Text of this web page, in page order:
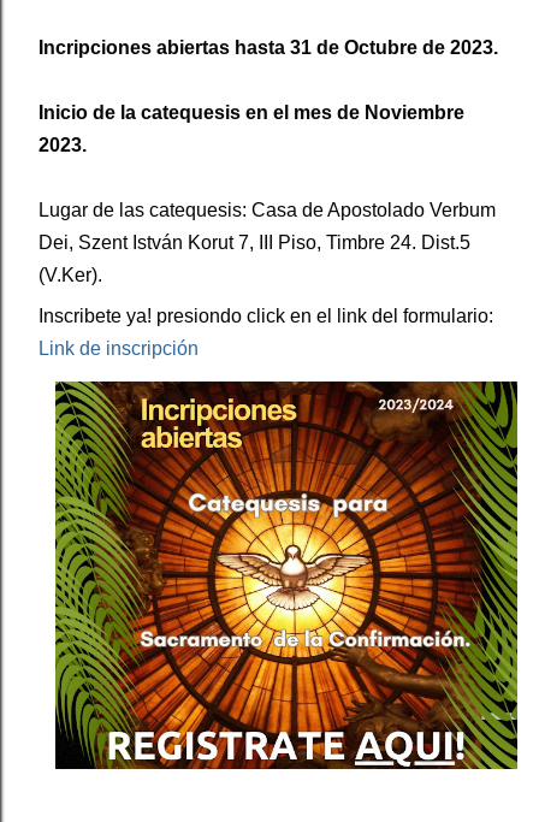
Incripciones abiertas hasta 31 de Octubre de 2023.
Inicio de la catequesis en el mes de Noviembre
2023.
Lugar de las catequesis: Casa de Apostolado Verbum
Dei, Szent István Korut 7, III Piso, Timbre 24. Dist.5
(V.Ker).
Link de inscripción